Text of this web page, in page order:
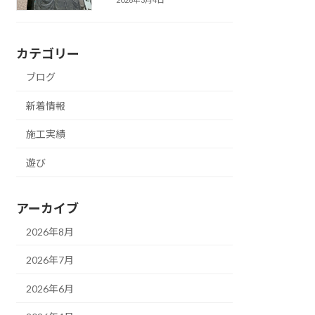
カテゴリー
ブログ
新着情報
施工実績
遊び
アーカイブ
2026年8月
2026年7月
2026年6月